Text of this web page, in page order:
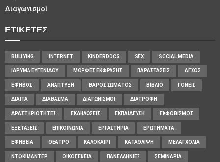
Διαγωνισμοί
ΕΤΙΚΈΤΕΣ
BULLYING INTERNET KINDERDOCS SEX SOCIAL MEDIA
ΊΔΡΥΜΑ ΕΥΓΕΝΊΔΟΥ ΜΟΡΦΈΣ ΈΚΦΡΑΣΗΣ ΠΑΡΑΣΤΆΣΕΙΣ ΆΓΧΟΣ
ΈΦΗΒΟΣ ΑΝΆΠΤΥΞΗ ΒΆΡΟΣ ΣΏΜΑΤΟΣ ΒΙΒΛΊΟ ΓΟΝΕΊΣ
ΔΊΑΙΤΑ ΔΙΆΒΑΣΜΑ ΔΙΑΓΩΝΙΣΜΟΊ ΔΙΑΤΡΟΦΉ
ΔΡΑΣΤΗΡΙΌΤΗΤΕΣ ΕΚΔΗΛΏΣΕΙΣ ΕΚΠΑΊΔΕΥΣΗ ΕΚΦΟΒΙΣΜΌΣ
ΕΞΕΤΆΣΕΙΣ ΕΠΙΚΟΙΝΩΝΊΑ ΕΡΓΑΣΤΉΡΙΑ ΕΡΩΤΉΜΑΤΑ
ΕΦΗΒΕΊΑ ΘΈΑΤΡΟ ΚΑΛΟΚΑΊΡΙ ΚΑΤΆΘΛΙΨΗ ΜΕΛΑΓΧΟΛΊΑ
ΝΤΟΚΙΜΑΝΤΈΡ ΟΙΚΟΓΈΝΕΙΑ ΠΑΝΕΛΛΉΝΙΕΣ ΣΕΜΙΝΆΡΙΑ